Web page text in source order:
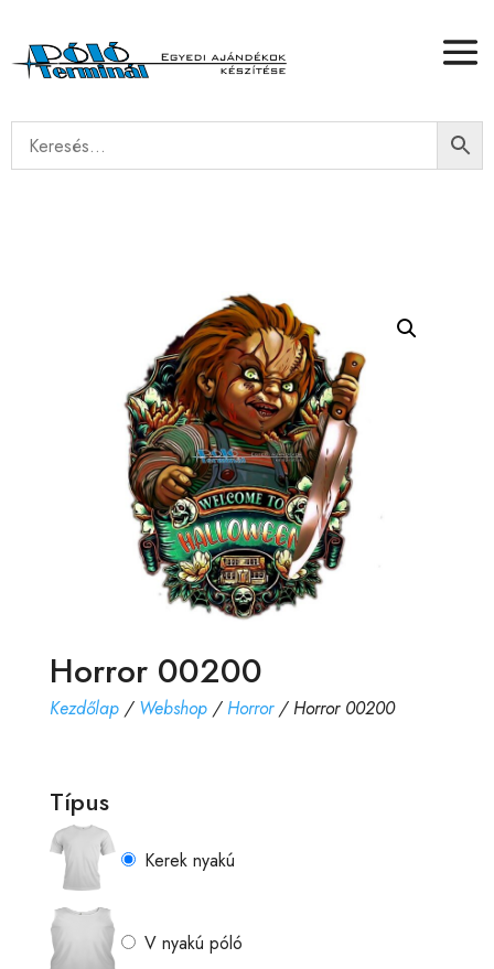
Horror 00200
Kezdőlap/ Webshop/ Horror/ Horror 00200
Típus
Kerek nyakú
V nyakú póló